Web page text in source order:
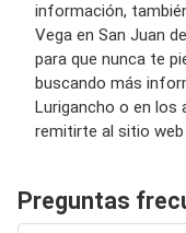
información,
Vega en San Juan
para que nunca te
buscando más
Lurigancho o en los
remitirte al sitio web
Preguntas